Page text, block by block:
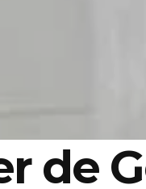
de